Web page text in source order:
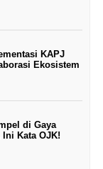
KAPJ
Ekosistem
di Gaya
Kata OJK!